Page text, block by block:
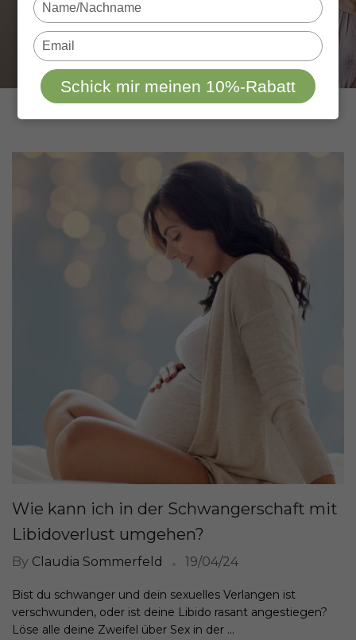
Wie kann ich in der Schwangerschaft mit
Libidoverlust umgehen?
By Claudia Sommerfeld 19/04/24
Bist du schwanger und dein sexuelles Verlangen ist
verschwunden, oder ist deine Libido rasant angestiegen?
Löse alle deine Zweifel über Sex in der ...
your
name
Type
your
email
Schick mir meinen 10%-Rabatt